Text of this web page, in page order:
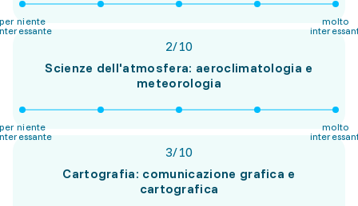
niente
molto
2/10
Scienze dell'atmosfera: aeroclimatologia e
meteorologia
niente
molto
3/10
Cartografia: comunicazione grafica e
cartografica